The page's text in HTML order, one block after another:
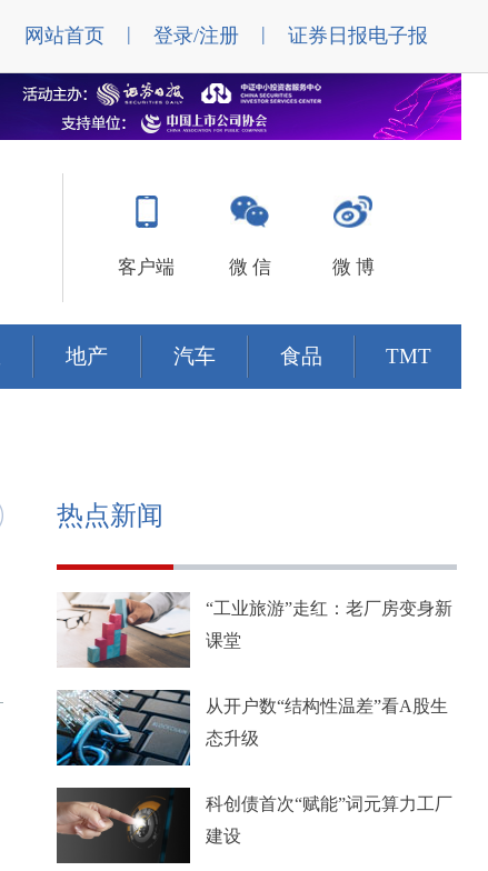
网站首页 | 登录/注册 | 证券日报电子报
客户端 微 信 微 博
地产 汽车 食品 TMT
热点新闻
“工业旅游”走红：老厂房变身新
课堂
从开户数“结构性温差”看A股生
态升级
科创债首次“赋能”词元算力工厂
建设